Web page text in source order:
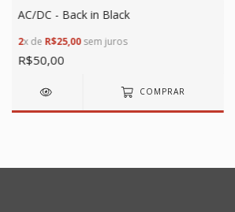
AC/DC - Back in Black
2x de R$25,00sem juros
R$50,00
COMPRAR